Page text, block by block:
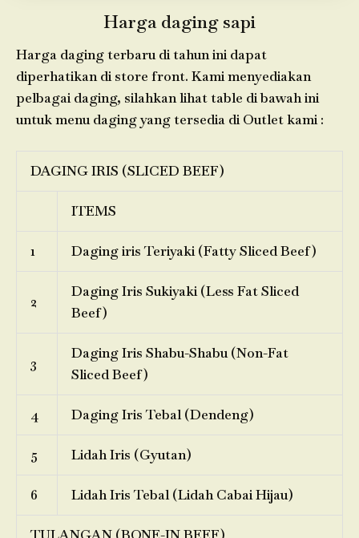
Harga daging sapi
Harga daging terbaru di tahun ini dapat
diperhatikan di store front. Kami menyediakan
pelbagai daging, silahkan lihat table di bawah ini
untuk menu daging yang tersedia di Outlet kami :
DAGING IRIS (SLICED BEEF)
ITEMS
1 Daging iris Teriyaki (Fatty Sliced Beef)
2
Daging Iris Sukiyaki (Less Fat Sliced
Beef)
3
Daging Iris Shabu-Shabu (Non-Fat
Sliced Beef)
4 Daging Iris Tebal (Dendeng)
5 Lidah Iris (Gyutan)
6 Lidah Iris Tebal (Lidah Cabai Hijau)